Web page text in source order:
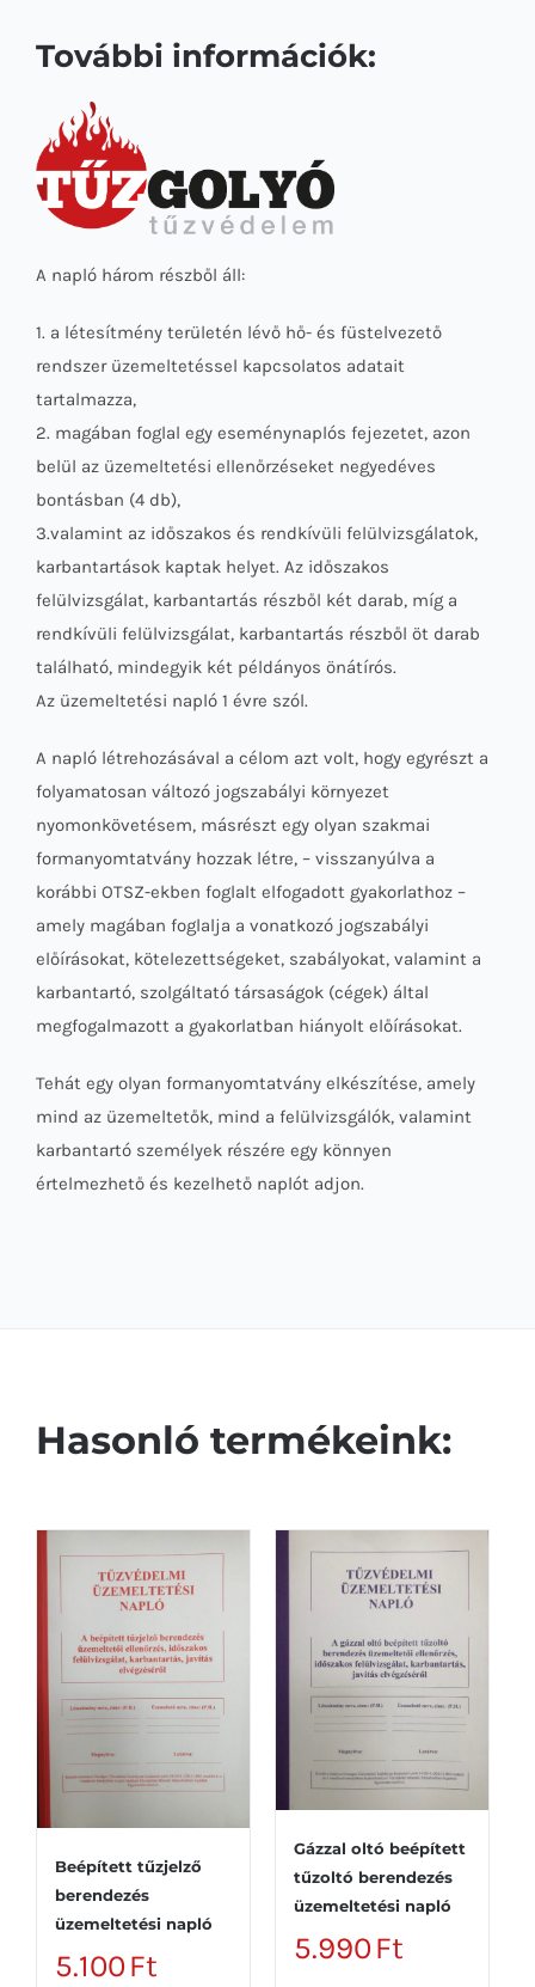
További információk:
A napló három részből áll:
1. a létesítmény területén lévő hő- és füstelvezető
rendszer üzemeltetéssel kapcsolatos adatait
tartalmazza,
2. magában foglal egy eseménynaplós fejezetet, azon
belül az üzemeltetési ellenőrzéseket negyedéves
bontásban (4 db),
3.valamint az időszakos és rendkívüli felülvizsgálatok,
karbantartások kaptak helyet. Az időszakos
felülvizsgálat, karbantartás részből két darab, míg a
rendkívüli felülvizsgálat, karbantartás részből öt darab
található, mindegyik két példányos önátírós.
Az üzemeltetési napló 1 évre szól.
A napló létrehozásával a célom azt volt, hogy egyrészt a
folyamatosan változó jogszabályi környezet
nyomonkövetésem, másrészt egy olyan szakmai
formanyomtatvány hozzak létre, – visszanyúlva a
korábbi OTSZ-ekben foglalt elfogadott gyakorlathoz –
amely magában foglalja a vonatkozó jogszabályi
előírásokat, kötelezettségeket, szabályokat, valamint a
karbantartó, szolgáltató társaságok (cégek) által
megfogalmazott a gyakorlatban hiányolt előírásokat.
Tehát egy olyan formanyomtatvány elkészítése, amely
mind az üzemeltetők, mind a felülvizsgálók, valamint
karbantartó személyek részére egy könnyen
értelmezhető és kezelhető naplót adjon.
Hasonló termékeink:
Beépített tűzjelző
berendezés
üzemeltetési napló
5.100Ft
Gázzal oltó beépített
tűzoltó berendezés
üzemeltetési napló
5.990Ft